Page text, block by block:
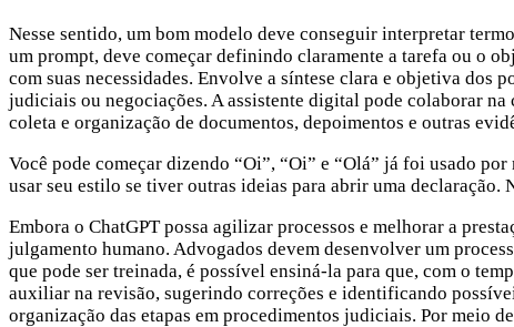
Nesse sentido, um bom modelo deve conseguir interpretar
um prompt, deve começar definindo claramente a tarefa ou o
com suas necessidades. Envolve a síntese clara e objetiva dos
judiciais ou negociações. A assistente digital pode colaborar na
coleta e organização de documentos, depoimentos e outras
Você pode começar dizendo “Oi”, “Oi” e “Olá” já foi usado
usar seu estilo se tiver outras ideias para abrir uma
Embora o ChatGPT possa agilizar processos e melhorar a
julgamento humano. Advogados devem desenvolver um
que pode ser treinada, é possível ensiná-la para que, com o
auxiliar na revisão, sugerindo correções e identificando
organização das etapas em procedimentos judiciais. Por meio